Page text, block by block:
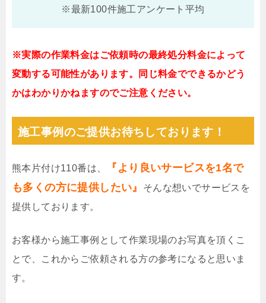
※最新100件施工アンケート平均
※実際の作業料金はご依頼時の最終処分料金によって
変動する可能性があります。同じ料金でできるかどう
かはわかりかねますのでご注意ください。
施工事例のご提供お待ちしております！
熊本片付け110番は、
『より良いサービスを1名で
も多くの方に提供したい』
そんな想いでサービスを
提供しております。
お客様から施工事例として作業現場のお写真を頂くこ
とで、これからご依頼される方の参考になると思いま
す。